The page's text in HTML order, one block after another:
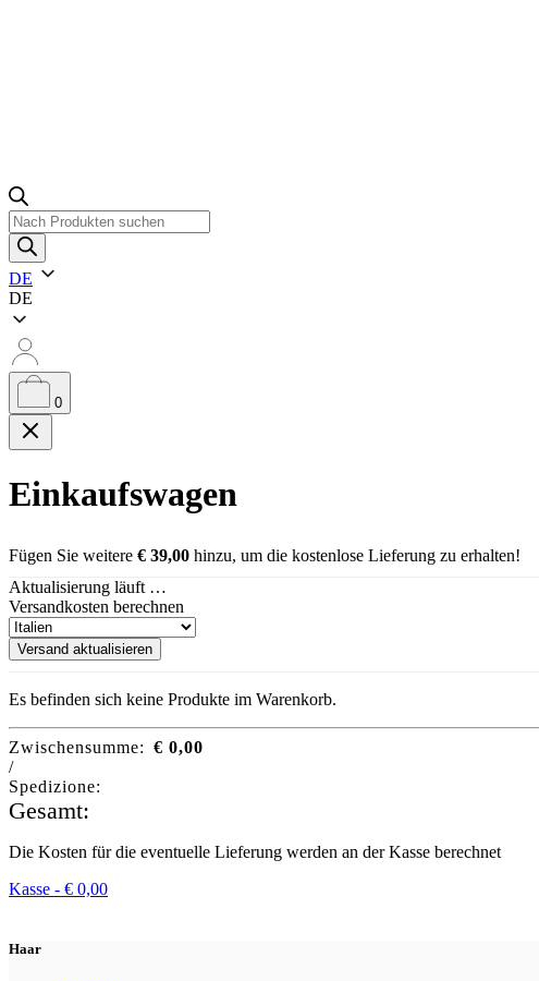
Produktsuche
DE
DE
0
Einkaufswagen
Fügen Sie weitere € 39,00 hinzu, um die kostenlose Lieferung zu erhalten!
Aktualisierung läuft …
Versandkosten berechnen
Versand aktualisieren
Es befinden sich keine Produkte im Warenkorb.
Zwischensumme: € 0,00
/
Spedizione:
Gesamt:
Die Kosten für die eventuelle Lieferung werden an der Kasse berechnet
Kasse - € 0,00
Haar